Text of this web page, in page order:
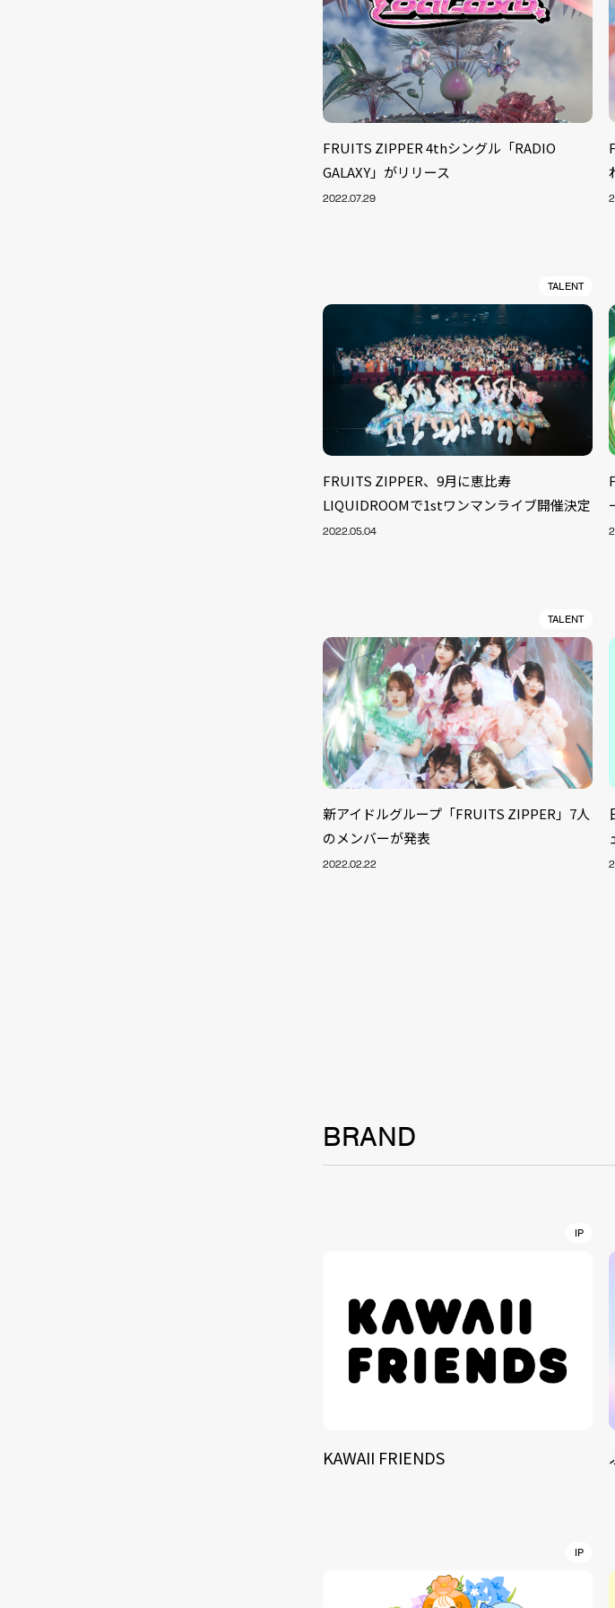
FRUITS ZIPPER 4thシングル「RADIO
GALAXY」がリリース
2022.07.29
TALENT
FRUITS ZIPPER、9月に恵比寿
LIQUIDROOMで1stワンマンライブ開催決定
2022.05.04
TALENT
新アイドルグループ「FRUITS ZIPPER」7人
のメンバーが発表
2022.02.22
BRAND
IP
KAWAII FRIENDS
IP
NEWS
TALENT
SOLUTION
BRAND
COMPANY PROFILE